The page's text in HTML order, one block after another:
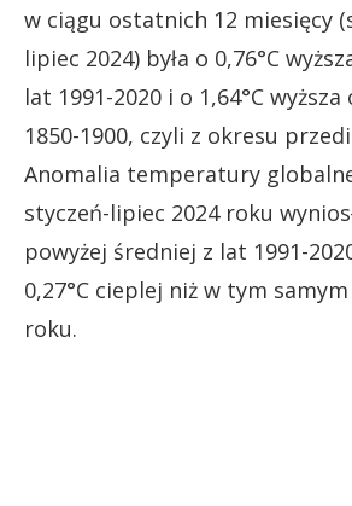
w ciągu ostatnich 12 miesięcy
lipiec 2024) była o 0,76°C
lat 1991-2020 i o 1,64°C
1850-1900, czyli z okresu
Anomalia temperatury
styczeń-lipiec 2024 roku
powyżej średniej z lat 1991-
0,27°C cieplej niż w tym
roku.